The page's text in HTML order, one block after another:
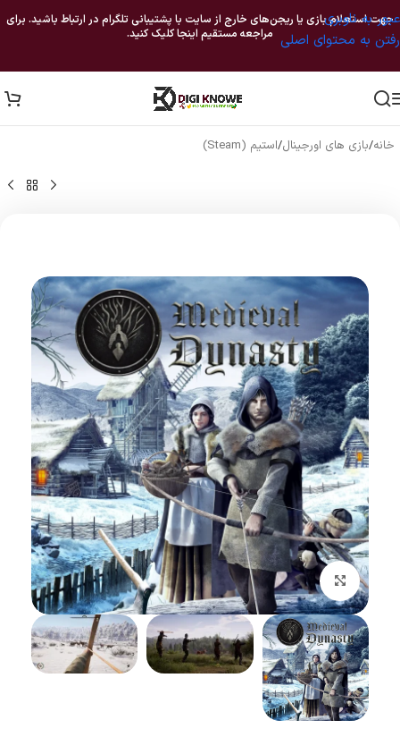
عبور به ناوبری
رفتن به محتوای اصلی
جهت استعلام بازی یا ریجن‌های خارج از سایت با پشتیبانی تلگرام در ارتباط باشید. برای
مراجعه مستقیم اینجا کلیک کنید.
خانه/بازی های اورجینال/استیم (Steam)
بزرگنمایی تصویر